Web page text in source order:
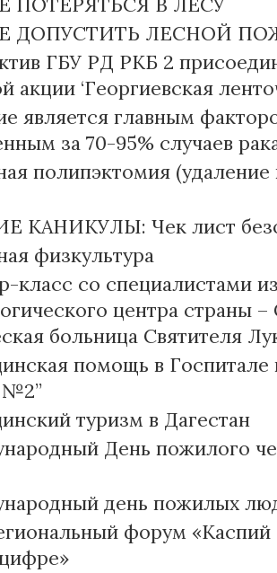
ДОПУСТИТЬ ЛЕСНОЙ
ГБУ РД РКБ 2
акции ‘Георгиевская
является главным
за 70-95% случаев
полипэктомия
КАНИКУЛЫ: Чек лист
физкультура
класс со специалистами
центра страны
больница Святителя
помощь в Госпитале
№2”
туризм в Дагестан
День пожилого
день пожилых
форум